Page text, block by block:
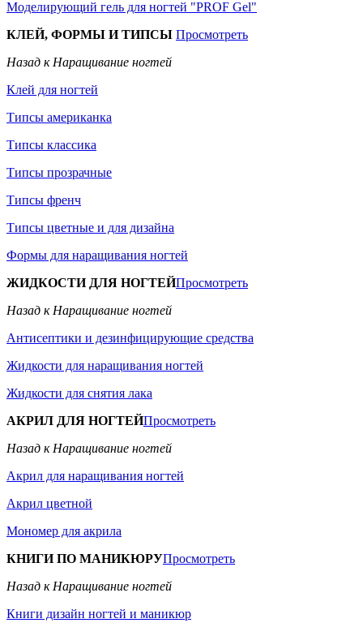
Моделирующий гель для ногтей "PROF Gel"
КЛЕЙ, ФОРМЫ И ТИПСЫ Просмотреть
Назад к Наращивание ногтей
Клей для ногтей
Типсы американка
Типсы классика
Типсы прозрачные
Типсы френч
Типсы цветные и для дизайна
Формы для наращивания ногтей
ЖИДКОСТИ ДЛЯ НОГТЕЙПросмотреть
Назад к Наращивание ногтей
Антисептики и дезинфицирующие средства
Жидкости для наращивания ногтей
Жидкости для снятия лака
АКРИЛ ДЛЯ НОГТЕЙПросмотреть
Назад к Наращивание ногтей
Акрил для наращивания ногтей
Акрил цветной
Мономер для акрила
КНИГИ ПО МАНИКЮРУПросмотреть
Назад к Наращивание ногтей
Книги дизайн ногтей и маникюр